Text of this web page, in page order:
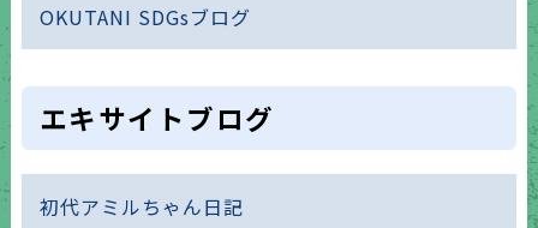
OKUTANI SDGsブログ
エキサイトブログ
初代アミルちゃん日記